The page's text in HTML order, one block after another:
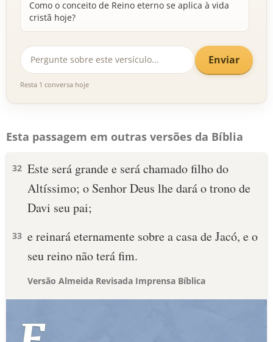
Como o conceito de Reino eterno se aplica à vida
cristã hoje?
Enviar
Resta 1 conversa hoje
Esta passagem em outras versões da Bíblia
32 Este será grande e será chamado filho do
Altíssimo; o Senhor Deus lhe dará o trono de
Davi seu pai;
33 e reinará eternamente sobre a casa de Jacó, e o
seu reino não terá fim.
Versão Almeida Revisada Imprensa Bíblica